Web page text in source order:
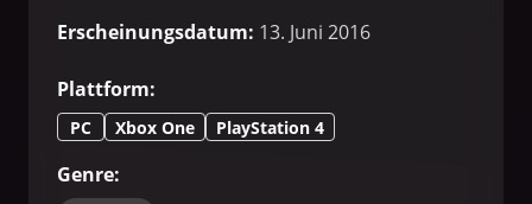
ebenso schlau wie ihre Mutter sind sie die
Vietnamkrieg ziehen sie in den 4.
Vietnamkrieg, um Freiheit und Welt zu retten.
Erscheinungsdatum: 13. Juni 2016
Plattform:
PC Xbox One PlayStation 4
Genre: